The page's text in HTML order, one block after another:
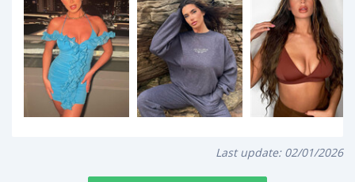
Last update: 02/01/2026